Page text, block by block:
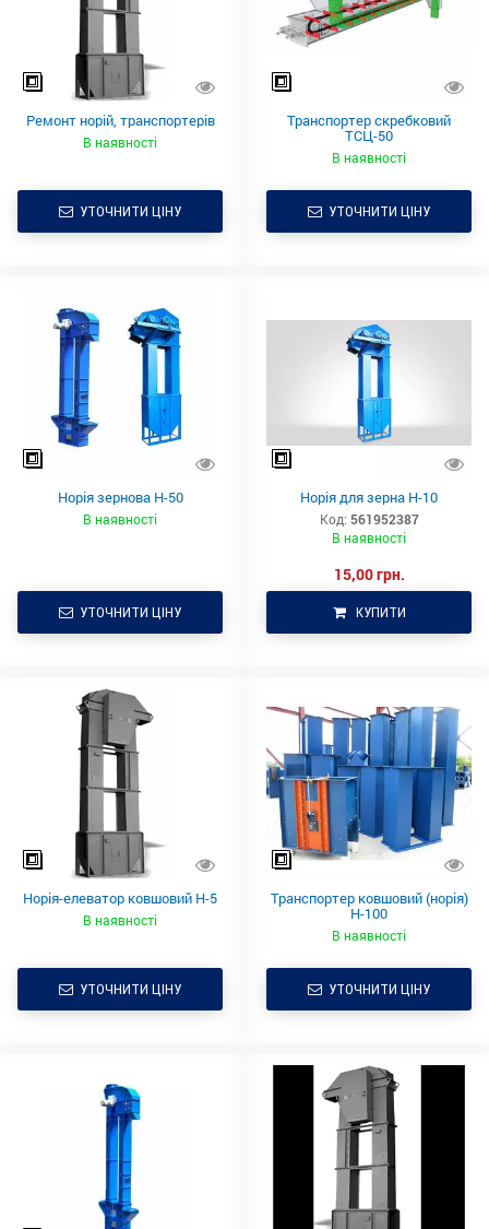
Ремонт норій, транспортерів
В наявності
УТОЧНИТИ ЦІНУ
Транспортер скребковий
ТСЦ-50
В наявності
УТОЧНИТИ ЦІНУ
Норія зернова Н-50
В наявності
УТОЧНИТИ ЦІНУ
Норія для зерна Н-10
Код: 561952387
В наявності
15,00 грн.
КУПИТИ
Норія-елеватор ковшовий Н-5
В наявності
УТОЧНИТИ ЦІНУ
Транспортер ковшовий (норія)
Н-100
В наявності
УТОЧНИТИ ЦІНУ